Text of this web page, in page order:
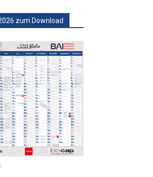
zum Download